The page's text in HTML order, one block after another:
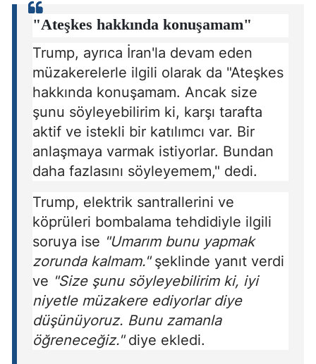
"Ateşkes hakkında konuşamam"
Trump, ayrıca İran'la devam eden
müzakerelerle ilgili olarak da "Ateşkes
hakkında konuşamam. Ancak size
şunu söyleyebilirim ki, karşı tarafta
aktif ve istekli bir katılımcı var. Bir
anlaşmaya varmak istiyorlar. Bundan
daha fazlasını söyleyemem," dedi.
Trump, elektrik santrallerini ve
köprüleri bombalama tehdidiyle ilgili
soruya ise "Umarım bunu yapmak
zorunda kalmam."şeklinde yanıt verdi
ve "Size şunu söyleyebilirim ki, iyi
niyetle müzakere ediyorlar diye
düşünüyoruz. Bunu zamanla
öğreneceğiz."diye ekledi.